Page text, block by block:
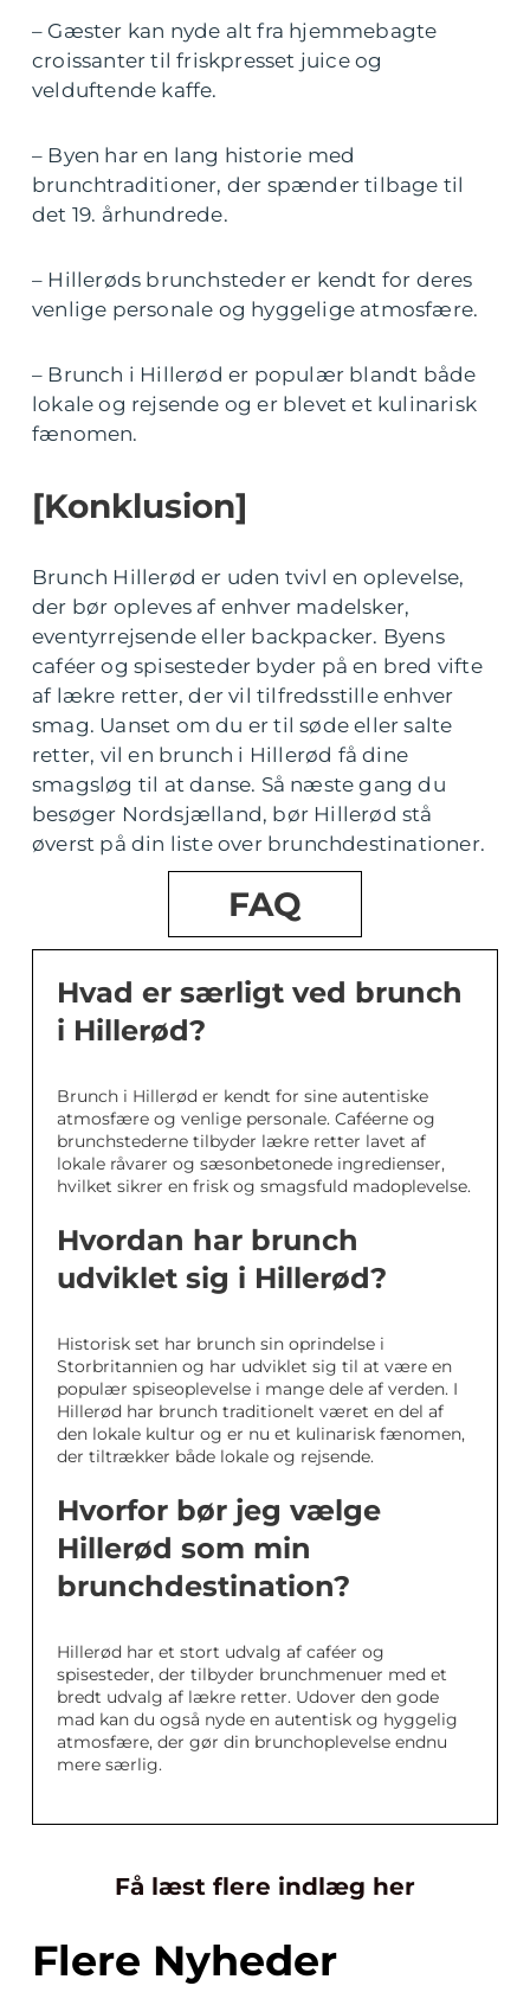
– Gæster kan nyde alt fra hjemmebagte
croissanter til friskpresset juice og
velduftende kaffe.
– Byen har en lang historie med
brunchtraditioner, der spænder tilbage til
det 19. århundrede.
– Hillerøds brunchsteder er kendt for deres
venlige personale og hyggelige atmosfære.
– Brunch i Hillerød er populær blandt både
lokale og rejsende og er blevet et kulinarisk
fænomen.
[Konklusion]
Brunch Hillerød er uden tvivl en oplevelse,
der bør opleves af enhver madelsker,
eventyrrejsende eller backpacker. Byens
caféer og spisesteder byder på en bred vifte
af lækre retter, der vil tilfredsstille enhver
smag. Uanset om du er til søde eller salte
retter, vil en brunch i Hillerød få dine
smagsløg til at danse. Så næste gang du
besøger Nordsjælland, bør Hillerød stå
øverst på din liste over brunchdestinationer.
FAQ
Hvad er særligt ved brunch
i Hillerød?
Brunch i Hillerød er kendt for sine autentiske
atmosfære og venlige personale. Caféerne og
brunchstederne tilbyder lækre retter lavet af
lokale råvarer og sæsonbetonede ingredienser,
hvilket sikrer en frisk og smagsfuld madoplevelse.
Hvordan har brunch
udviklet sig i Hillerød?
Historisk set har brunch sin oprindelse i
Storbritannien og har udviklet sig til at være en
populær spiseoplevelse i mange dele af verden. I
Hillerød har brunch traditionelt været en del af
den lokale kultur og er nu et kulinarisk fænomen,
der tiltrækker både lokale og rejsende.
Hvorfor bør jeg vælge
Hillerød som min
brunchdestination?
Hillerød har et stort udvalg af caféer og
spisesteder, der tilbyder brunchmenuer med et
bredt udvalg af lækre retter. Udover den gode
mad kan du også nyde en autentisk og hyggelig
atmosfære, der gør din brunchoplevelse endnu
mere særlig.
Få læst flere indlæg her
Flere Nyheder